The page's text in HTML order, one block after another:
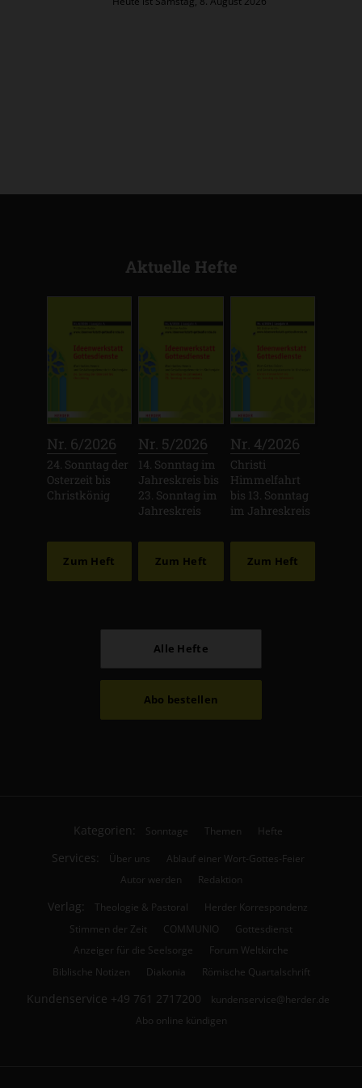
Aktuelle Hefte
Nr. 6/2026
24. Sonntag der
Osterzeit bis
Christkönig
Zum Heft
Nr. 5/2026
14. Sonntag im
Jahreskreis bis
23. Sonntag im
Jahreskreis
Zum Heft
Nr. 4/2026
Christi
Himmelfahrt
bis 13. Sonntag
im Jahreskreis
Zum Heft
Alle Hefte
Abo bestellen
Kategorien: Sonntage Themen Hefte
Services: Über uns
Ablauf einer Wort-Gottes-Feier
Autor werden
Redaktion
Verlag: Theologie & Pastoral
Herder Korrespondenz
Stimmen der Zeit
COMMUNIO
Gottesdienst
Anzeiger für die Seelsorge
Forum Weltkirche
Biblische Notizen
Diakonia Römische Quartalschrift
Kundenservice +49 761 2717200
kundenservice@herder.de
Abo online kündigen